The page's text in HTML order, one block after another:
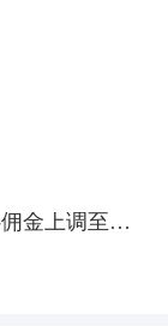
金上调至